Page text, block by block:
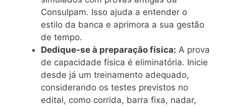
Consulpam. Isso ajuda a entender o
estilo da banca e aprimora a sua gestão
de tempo.
Dedique-se à preparação física: A prova
de capacidade física é eliminatória. Inicie
desde já um treinamento adequado,
considerando os testes previstos no
edital, como corrida, barra fixa, nadar,